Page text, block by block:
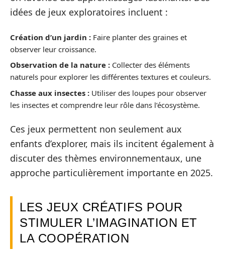
idées de jeux exploratoires incluent :
Création d’un jardin : Faire planter des graines et
observer leur croissance.
Observation de la nature : Collecter des éléments
naturels pour explorer les différentes textures et couleurs.
Chasse aux insectes : Utiliser des loupes pour observer
les insectes et comprendre leur rôle dans l’écosystème.
Ces jeux permettent non seulement aux
enfants d’explorer, mais ils incitent également à
discuter des thèmes environnementaux, une
approche particulièrement importante en 2025.
LES JEUX CRÉATIFS POUR
STIMULER L’IMAGINATION ET
LA COOPÉRATION